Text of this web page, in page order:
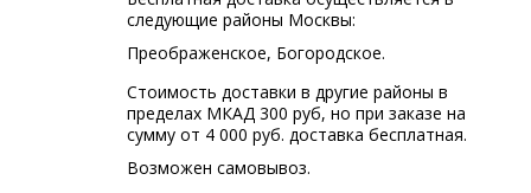
следующие районы Москвы:
Преображенское, Богородское.
Стоимость доставки в другие районы в
пределах МКАД 300 руб, но при заказе на
сумму от 4 000 руб. доставка бесплатная.
Возможен самовывоз.